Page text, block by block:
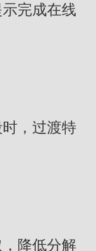
完成在线
时，过渡特
，降低分解